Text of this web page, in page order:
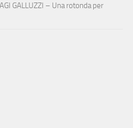
GALLUZZI – Una rotonda per